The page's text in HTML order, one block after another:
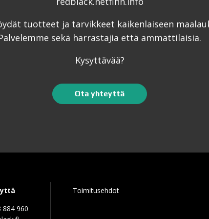
tuotteet ja tarvikkeet kaikenlaiseen
sekä harrastajia että ammattilaisia.
Kysyttävää?
Ota yhteyttä
884 960
Toimitusehdot